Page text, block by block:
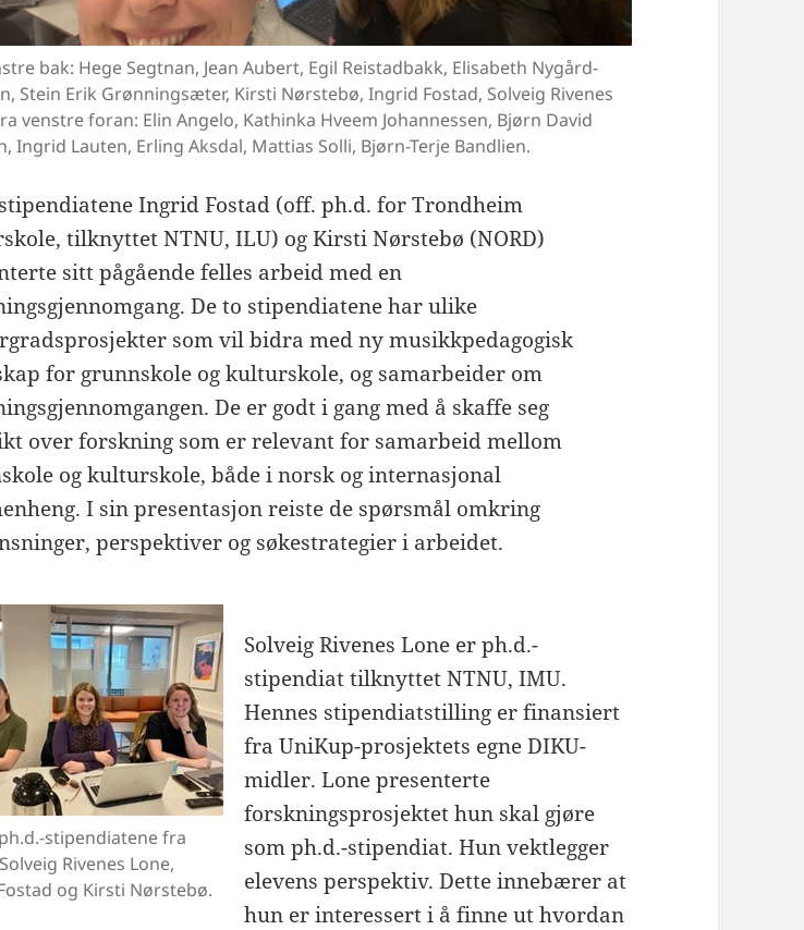
bak: Hege Segtnan, Jean Aubert, Egil Reistadbakk, Elisabeth Nygård-
Stein Erik Grønningsæter, Kirsti Nørstebø, Ingrid Fostad, Solveig Rivenes
venstre foran: Elin Angelo, Kathinka Hveem Johannessen, Bjørn David
Ingrid Lauten, Erling Aksdal, Mattias Solli, Bjørn-Terje Bandlien.
Ingrid Fostad (off. ph.d. for Trondheim
tilknyttet NTNU, ILU) og Kirsti Nørstebø (NORD)
sitt pågående felles arbeid med en
De to stipendiatene har ulike
som vil bidra med ny musikkpedagogisk
for grunnskole og kulturskole, og samarbeider om
De er godt i gang med å skaffe seg
over forskning som er relevant for samarbeid mellom
og kulturskole, både i norsk og internasjonal
I sin presentasjon reiste de spørsmål omkring
perspektiver og søkestrategier i arbeidet.
stipendiatene fra
Rivenes Lone,
og Kirsti Nørstebø.
Solveig Rivenes Lone er ph.d.-
stipendiat tilknyttet NTNU, IMU.
Hennes stipendiatstilling er finansiert
fra UniKup-prosjektets egne DIKU-
midler. Lone presenterte
forskningsprosjektet hun skal gjøre
som ph.d.-stipendiat. Hun vektlegger
elevens perspektiv. Dette innebærer at
hun er interessert i å finne ut hvordan